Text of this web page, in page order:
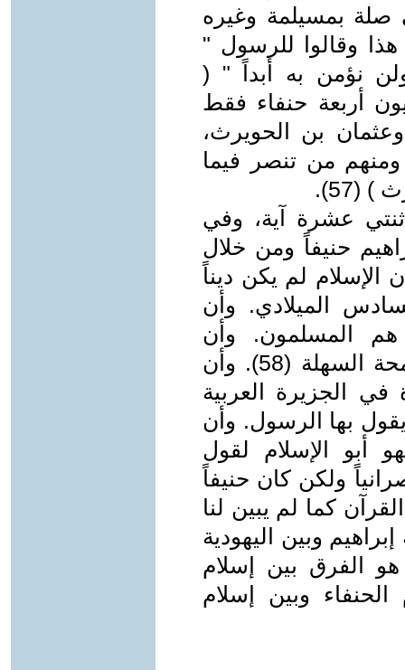
صلة بمسيلمة وغيره
وقالوا للرسول "
نؤمن به أبداً " (
الإخباريون أربعة حنفاء فقط
بن الحويرث،
من تنصر فيما
(57).
عشرة آية، وفي
حنيفاً ومن خلال
الإسلام لم يكن ديناً
الميلادي. وأن
هم المسلمون. وأن
الشريعة الإسلامية هي الحنيفية السمحة السهلة (58). وأن
في الجزيرة العربية
بها الرسول. وأن
أبو الإسلام لقول
ولكن كان حنيفاً
يبين لنا القرآن كما لم يبين لنا
وبين اليهودية
الفرق بين إسلام
وبين إسلام